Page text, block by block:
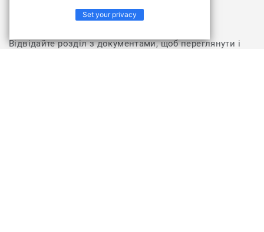
Відвідайте розділ з документами, щоб переглянути і
Set your privacy